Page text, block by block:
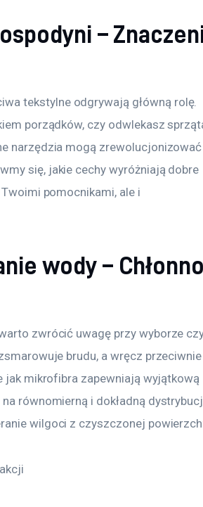
–
tekstylne odgrywają główną rolę.
porządków, czy odwlekasz
narzędzia mogą zrewolucjonizować
się, jakie cechy wyróżniają dobre
pomocnikami, ale i
wody –
zwrócić uwagę przy wyborze
brudu, a wręcz
jak mikrofibra zapewniają wyjątkową
równomierną i dokładną
wilgoci z czyszczonej